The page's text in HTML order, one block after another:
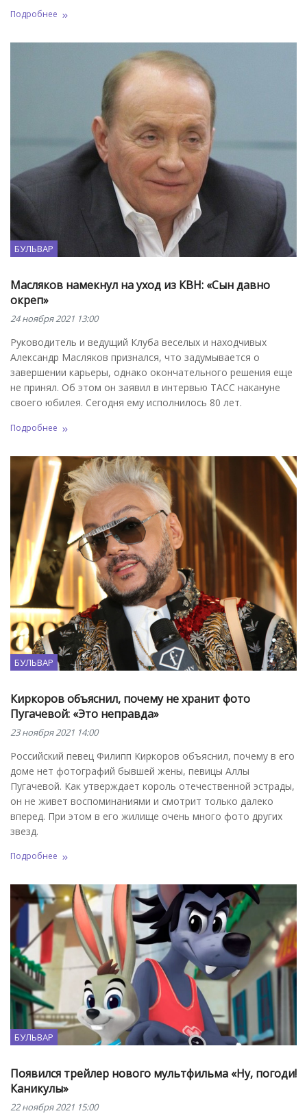
Подробнее
БУЛЬВАР
Масляков намекнул на уход из КВН: «Сын давно
окреп»
24 ноября 2021 13:00
Руководитель и ведущий Клуба веселых и находчивых
Александр Масляков признался, что задумывается о
завершении карьеры, однако окончательного решения еще
не принял. Об этом он заявил в интервью ТАСС накануне
своего юбилея. Сегодня ему исполнилось 80 лет.
Подробнее
БУЛЬВАР
Киркоров объяснил, почему не хранит фото
Пугачевой: «Это неправда»
23 ноября 2021 14:00
Российский певец Филипп Киркоров объяснил, почему в его
доме нет фотографий бывшей жены, певицы Аллы
Пугачевой. Как утверждает король отечественной эстрады,
он не живет воспоминаниями и смотрит только далеко
вперед. При этом в его жилище очень много фото других
звезд.
Подробнее
БУЛЬВАР
Появился трейлер нового мультфильма «Ну, погоди!
Каникулы»
22 ноября 2021 15:00